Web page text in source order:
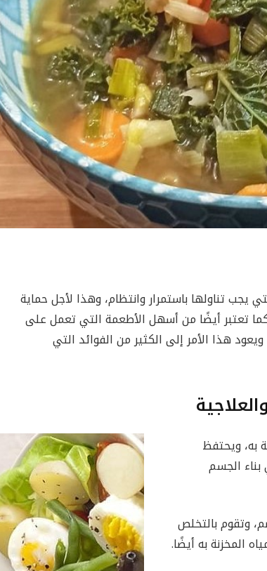
يجب تناولها باستمرار وانتظام، وهذا لأجل حماية
تعتبر أيضًا من أسهل الأطعمة التي تعمل على
هذا الأمر إلى الكثير من الفوائد التي
به، ويحتفظ
الجسم
وتقوم بالتخلص
المخزنة به أيضًا.